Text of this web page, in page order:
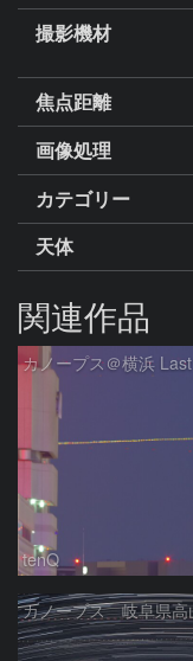
撮影機材
焦点距離
画像処理
カテゴリー
天体
関連作品
カノープス＠横浜 Last
tenQ